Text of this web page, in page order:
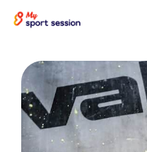
Skip